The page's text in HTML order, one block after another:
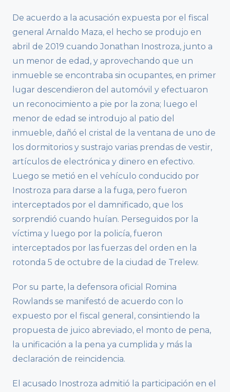
De acuerdo a la acusación expuesta por el fiscal
general Arnaldo Maza, el hecho se produjo en
abril de 2019 cuando Jonathan Inostroza, junto a
un menor de edad, y aprovechando que un
inmueble se encontraba sin ocupantes, en primer
lugar descendieron del automóvil y efectuaron
un reconocimiento a pie por la zona; luego el
menor de edad se introdujo al patio del
inmueble, dañó el cristal de la ventana de uno de
los dormitorios y sustrajo varias prendas de vestir,
artículos de electrónica y dinero en efectivo.
Luego se metió en el vehículo conducido por
Inostroza para darse a la fuga, pero fueron
interceptados por el damnificado, que los
sorprendió cuando huían. Perseguidos por la
víctima y luego por la policía, fueron
interceptados por las fuerzas del orden en la
rotonda 5 de octubre de la ciudad de Trelew.
Por su parte, la defensora oficial Romina
Rowlands se manifestó de acuerdo con lo
expuesto por el fiscal general, consintiendo la
propuesta de juico abreviado, el monto de pena,
la unificación a la pena ya cumplida y más la
declaración de reincidencia.
El acusado Inostroza admitió la participación en el